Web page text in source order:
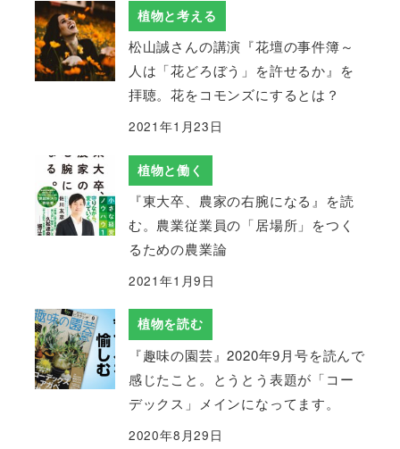
植物と考える
松山誠さんの講演『花壇の事件簿～
人は「花どろぼう」を許せるか』を
拝聴。花をコモンズにするとは？
2021年1月23日
植物と働く
『東大卒、農家の右腕になる』を読
む。農業従業員の「居場所」をつく
るための農業論
2021年1月9日
植物を読む
『趣味の園芸』2020年9月号を読んで
感じたこと。とうとう表題が「コー
デックス」メインになってます。
2020年8月29日